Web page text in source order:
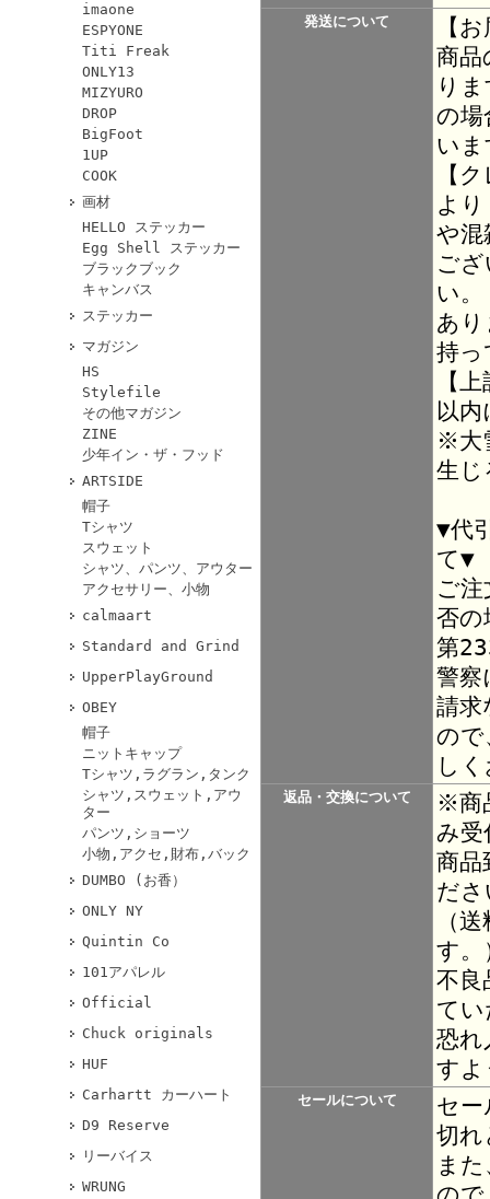
imaone
ESPYONE
Titi Freak
ONLY13
MIZYURO
DROP
BigFoot
1UP
COOK
画材
HELLO ステッカー
Egg Shell ステッカー
ブラックブック
キャンバス
ステッカー
マガジン
HS
Stylefile
その他マガジン
ZINE
少年イン・ザ・フッド
ARTSIDE
帽子
Tシャツ
スウェット
シャツ、パンツ、アウター
アクセサリー、小物
calmaart
Standard and Grind
UpperPlayGround
OBEY
帽子
ニットキャップ
Tシャツ,ラグラン,タンク
シャツ,スウェット,アウ
ター
パンツ,ショーツ
小物,アクセ,財布,バック
DUMBO (お香）
ONLY NY
Quintin Co
101アパレル
Official
Chuck originals
HUF
Carhartt カーハート
D9 Reserve
リーバイス
WRUNG
発送について
【
商品
り
の場
い
【
よ
や混
ご
い
あ
持っ
【
以内
※大
生じ
▼代
て▼
ご
否の
第
警察
請求
ので
し
返品・交換について
※商
み受
商品
だ
（
す。
不良
て
恐れ
すよ
セールについて
セ
切れ
ま